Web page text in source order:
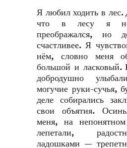
Я любил ходить в лес.
что в лесу я
преображался, но
счастливее. Я
нём, словно меня
большой и ласковый.
добродушно
могучие руки-сучья,
деле собирались
свои объятия.
меня, на
лепетали,
ладошками —